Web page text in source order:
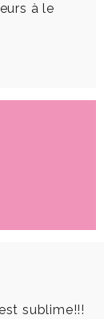
à le
sublime!!!